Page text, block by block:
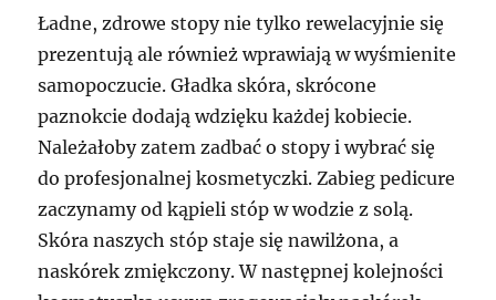
Ładne, zdrowe stopy nie tylko rewelacyjnie się
prezentują ale również wprawiają w wyśmienite
samopoczucie. Gładka skóra, skrócone
paznokcie dodają wdzięku każdej kobiecie.
Należałoby zatem zadbać o stopy i wybrać się
do profesjonalnej kosmetyczki. Zabieg pedicure
zaczynamy od kąpieli stóp w wodzie z solą.
Skóra naszych stóp staje się nawilżona, a
naskórek zmiękczony. W następnej kolejności